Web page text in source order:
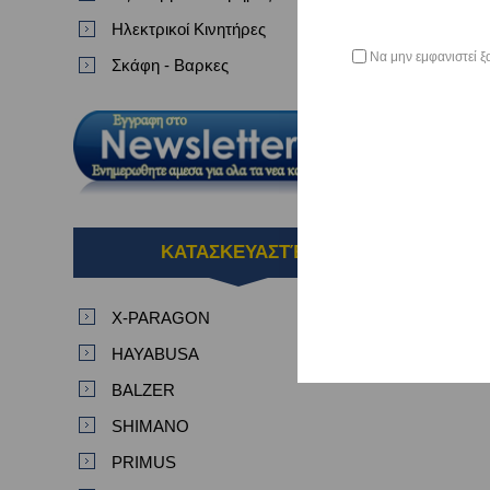
Ηλεκτρικοί Κινητήρες
Σκάφη - Βαρκες
ΚΑΤΑΣΚΕΥΑΣΤΈΣ
X-PARAGON
HAYABUSA
BALZER
SHIMANO
PRIMUS
Να μην εμφανιστεί